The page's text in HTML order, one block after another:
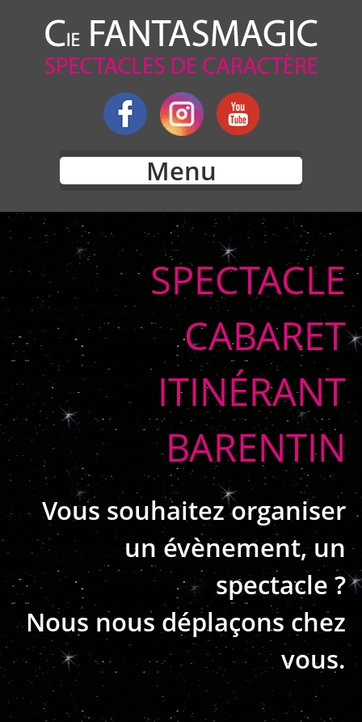
Menu
SPECTACLE
CABARET
ITINÉRANT
BARENTIN
Vous souhaitez organiser
un évènement, un
spectacle ?
Nous nous déplaçons chez
vous.